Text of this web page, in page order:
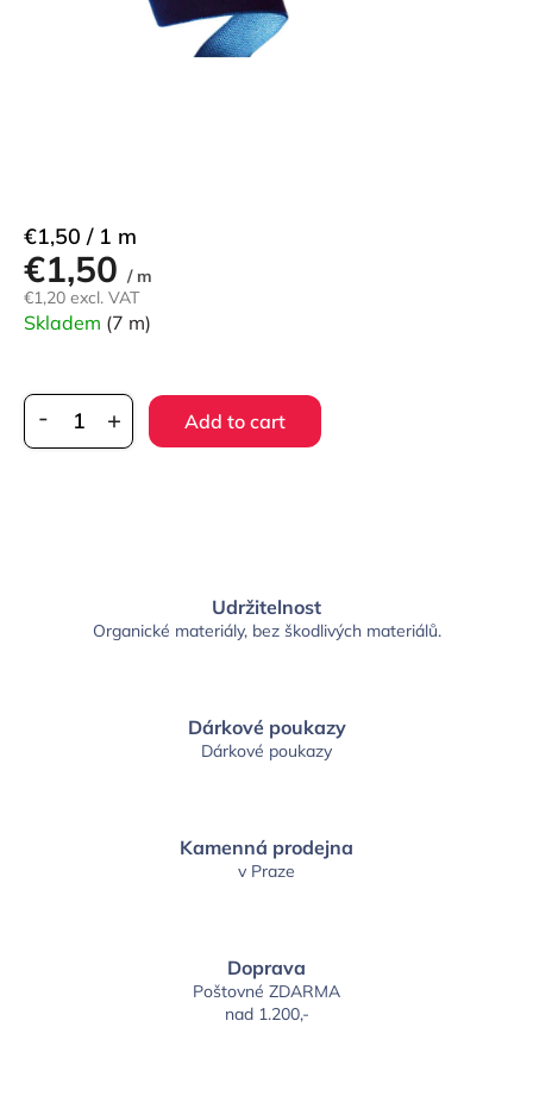
€1,50 / m
€1,20 excl. VAT
Measure
price:
€1,50 / 1 m
Skladem (7 m)
Add to cart
Udržitelnost
Organické materiály, bez škodlivých materiálů.
Dárkové poukazy
Dárkové poukazy
Kamenná prodejna
v Praze
Doprava
Poštovné ZDARMA
nad 1.200,-